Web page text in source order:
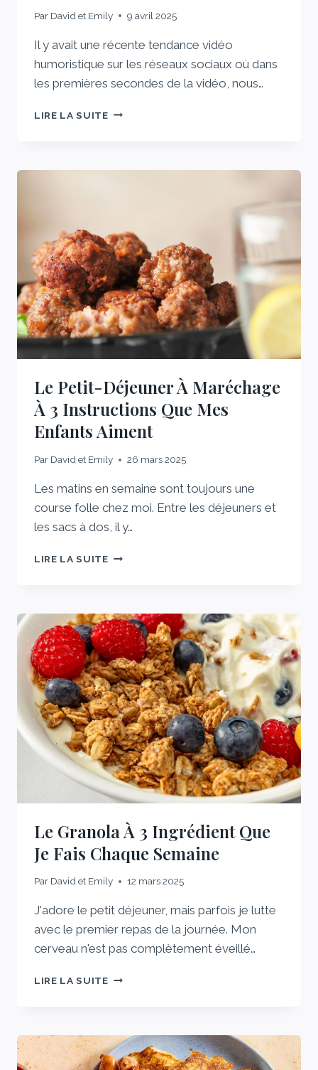
Par David et Emily 9 avril 2025
Il y avait une récente tendance vidéo
humoristique sur les réseaux sociaux où dans
les premières secondes de la vidéo, nous…
LIRE LA SUITELE
4
PRÉPARE
CHAQUE
SEMAINE
Le Petit-Déjeuner À Maréchage
À 3 Instructions Que Mes
Enfants Aiment
Par David et Emily 26 mars 2025
Les matins en semaine sont toujours une
course folle chez moi. Entre les déjeuners et
les sacs à dos, il y…
LIRE LA SUITELE
MARÉCHAGE
À
3
INSTRUCTIONS
QUE
MES
ENFANTS
AIMENT
Le Granola À 3 Ingrédient Que
Je Fais Chaque Semaine
Par David et Emily 12 mars 2025
J'adore le petit déjeuner, mais parfois je lutte
avec le premier repas de la journée. Mon
cerveau n'est pas complètement éveillé…
LIRE LA SUITELE
INGRÉDIENT
QUE
JE